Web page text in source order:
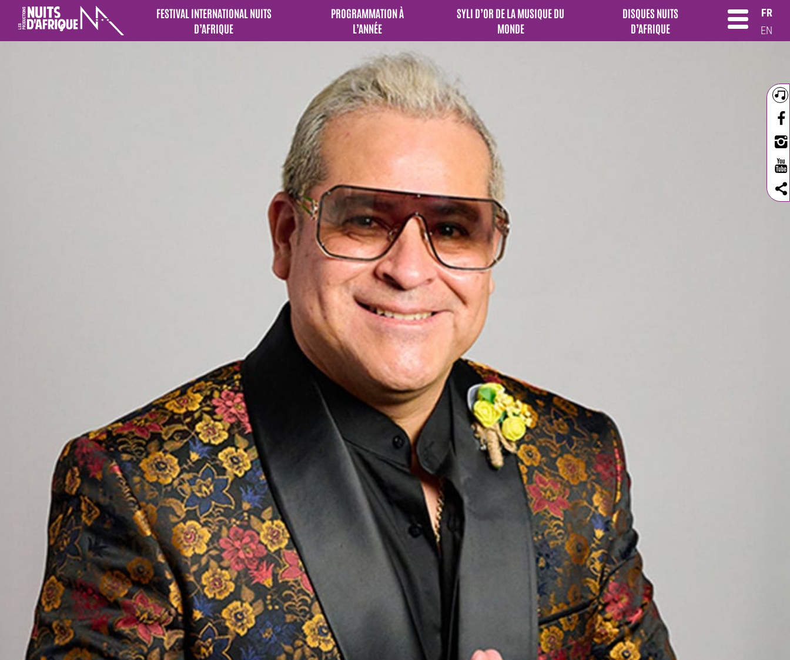
FESTIVAL INTERNATIONAL NUITS
D’AFRIQUE
PROGRAMMATION À
L’ANNÉE
SYLI D’OR DE LA MUSIQUE DU
MONDE
DISQUES NUITS
D’AFRIQUE
FR
EN